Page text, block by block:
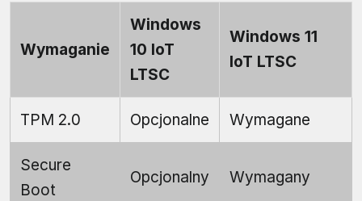
Wymaganie
Windows
10 IoT
LTSC
Windows 11
IoT LTSC
TPM 2.0 Opcjonalne Wymagane
Secure
Boot
Opcjonalny Wymagany